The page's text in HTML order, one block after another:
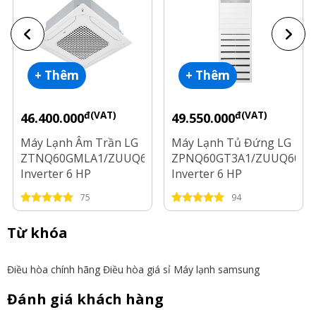
+ Thêm
46.400.000đ(VAT)
Máy Lạnh Âm Trần LG
ZTNQ60GMLA1/ZUUQ60LV1
Inverter 6 HP
75
+ Thêm
49.550.000đ(VAT)
Máy Lạnh Tủ Đứng LG
ZPNQ60GT3A1/
Inverter 6 HP
94
Từ khóa
Điều hòa chính hãng Điều hòa giá sỉ Máy lạnh samsung
Đánh giá khách hàng